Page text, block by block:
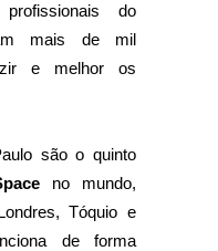
do
mais de mil
e melhor os
são o quinto
no mundo,
Tóquio e
de forma